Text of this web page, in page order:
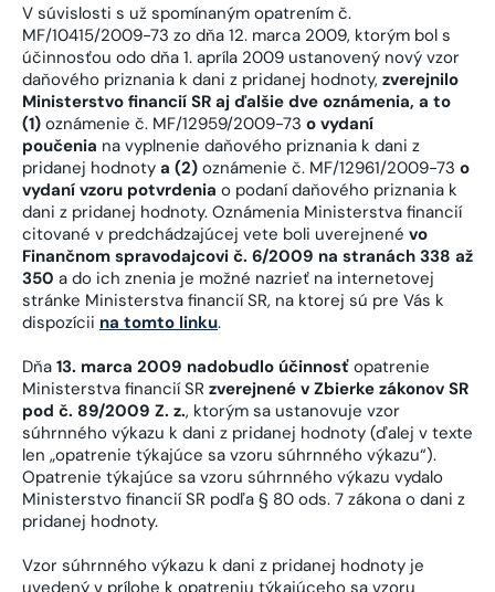
V súvislosti s už spomínaným opatrením č.
MF/10415/2009-73 zo dňa 12. marca 2009, ktorým bol s
účinnosťou odo dňa 1. apríla 2009 ustanovený nový vzor
daňového priznania k dani z pridanej hodnoty, zverejnilo
Ministerstvo financií SR aj ďalšie dve oznámenia, a to
(1) oznámenie č. MF/12959/2009-73 o vydaní
poučenia na vyplnenie daňového priznania k dani z
pridanej hodnoty a (2) oznámenie č. MF/12961/2009-73 o
vydaní vzoru potvrdenia o podaní daňového priznania k
dani z pridanej hodnoty. Oznámenia Ministerstva financií
citované v predchádzajúcej vete boli uverejnené vo
Finančnom spravodajcovi č. 6/2009 na stranách 338 až
350 a do ich znenia je možné nazrieť na internetovej
stránke Ministerstva financií SR, na ktorej sú pre Vás k
dispozícii na tomto linku.
Dňa 13. marca 2009 nadobudlo účinnosť opatrenie
Ministerstva financií SR zverejnené v Zbierke zákonov SR
pod č. 89/2009 Z. z., ktorým sa ustanovuje vzor
súhrnného výkazu k dani z pridanej hodnoty (ďalej v texte
len „opatrenie týkajúce sa vzoru súhrnného výkazu“).
Opatrenie týkajúce sa vzoru súhrnného výkazu vydalo
Ministerstvo financií SR podľa § 80 ods. 7 zákona o dani z
pridanej hodnoty.
Vzor súhrnného výkazu k dani z pridanej hodnoty je
uvedený v prílohe k opatreniu týkajúceho sa vzoru